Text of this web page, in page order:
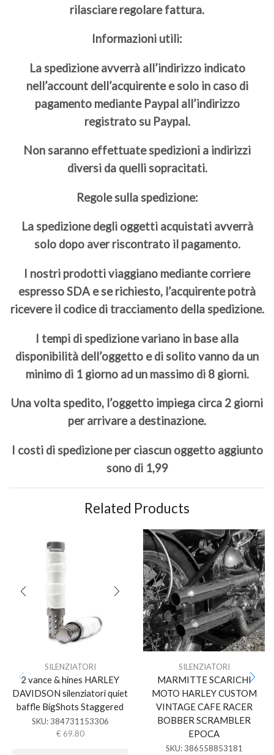
rilasciare regolare fattura.
Informazioni utili:
La spedizione avverrà all’indirizzo indicato
nell’account dell’acquirente e solo in caso di
pagamento mediante Paypal all’indirizzo
registrato su Paypal.
Non saranno effettuate spedizioni a indirizzi
diversi da quelli sopracitati.
Regole sulla spedizione:
La spedizione degli oggetti acquistati avverrà
solo dopo aver riscontrato il pagamento.
I nostri prodotti viaggiano mediante corriere
espresso SDA e se richiesto, l’acquirente potrà
ricevere il codice di tracciamento della spedizione.
I tempi di spedizione variano in base alla
disponibilità dell’oggetto e di solito vanno da un
minimo di 1 giorno ad un massimo di 8 giorni.
Una volta spedito, l’oggetto impiega circa 2 giorni
per arrivare a destinazione.
I costi di spedizione per ciascun oggetto aggiunto
sono di 1,99
Related Products
SILENZIATORI
2 vance & hines HARLEY
DAVIDSON silenziatori quiet
baffle BigShots Staggered
SKU: 384731153306
€ 69.80
SILENZIATORI
MARMITTE SCARICHI
MOTO HARLEY CUSTOM
VINTAGE CAFE RACER
BOBBER SCRAMBLER
EPOCA
SKU: 386558853181